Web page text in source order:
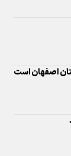
اصفهان است